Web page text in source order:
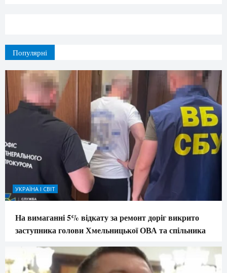
Популярні
УКРАЇНА І СВІТ
На вимаганні 5% відкату за ремонт доріг викрито
заступника голови Хмельницької ОВА та спільника